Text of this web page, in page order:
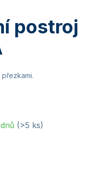
postroj
(>5 ks)